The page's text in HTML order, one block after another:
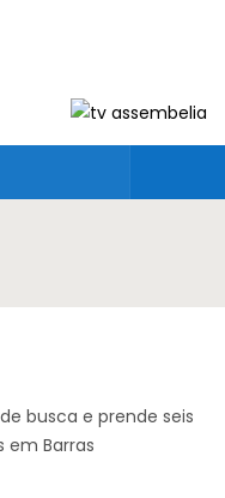
busca e prende seis
em Barras